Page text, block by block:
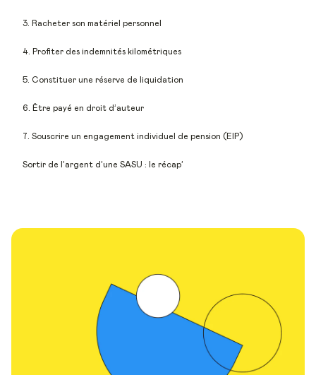
3. Racheter son matériel personnel
4. Profiter des indemnités kilométriques
5. Constituer une réserve de liquidation
6. Être payé en droit d’auteur
7. Souscrire un engagement individuel de pension (EIP)
Sortir de l’argent d’une SASU : le récap’